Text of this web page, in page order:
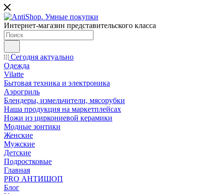
Интернет-магазин представительского класса
Сегодня актуально
Одежда
Vilatte
Бытовая техника и электроника
Аэрогриль
Блендеры, измельчители, мясорубки
Наша продукция на маркетплейсах
Ножи из циркониевой керамики
Модные зонтики
Женские
Мужские
Детские
Подростковые
Главная
PRO АНТИШОП
Блог